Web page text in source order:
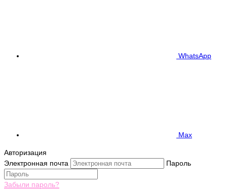
WhatsApp
Max
Авторизация
Электронная почта
Пароль
Забыли пароль?